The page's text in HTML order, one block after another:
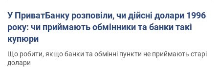
У ПриватБанку розповіли, чи дійсні долари 1996
року: чи приймають обмінники та банки такі
купюри
Що робити, якщо банки та обмінні пункти не приймають старі
долари